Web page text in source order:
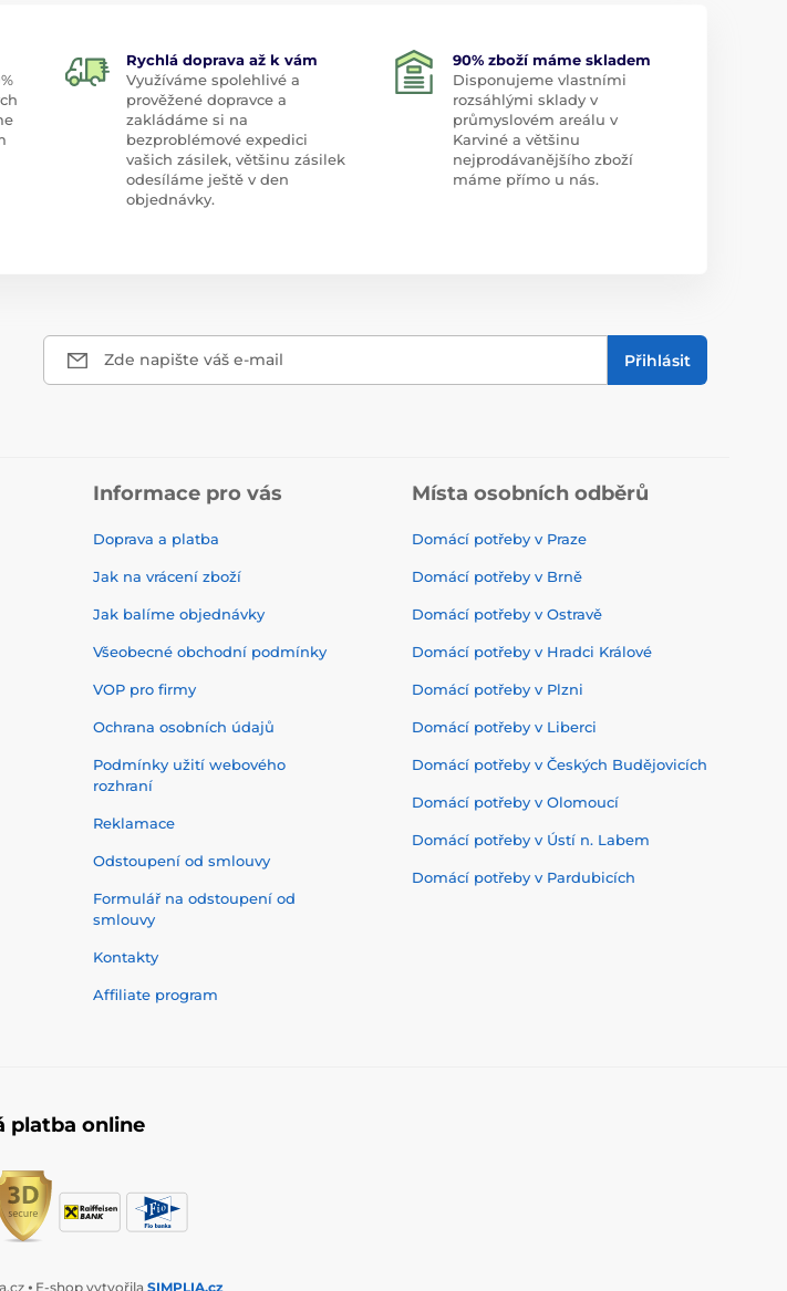
Rychlá doprava až k vám
Využíváme spolehlivé a
prověžené dopravce a
zakládáme si na
bezproblémové expedici
vašich zásilek, většinu zásilek
odesíláme ještě v den
objednávky.
90% zboží máme skladem
Disponujeme vlastními
rozsáhlými sklady v
průmyslovém areálu v
Karviné a většinu
nejprodávanějšího zboží
máme přímo u nás.
Zde napište váš e-mail Přihlásit
Informace pro vás
Doprava a platba
Jak na vrácení zboží
Jak balíme objednávky
Všeobecné obchodní podmínky
VOP pro firmy
Ochrana osobních údajů
Podmínky užití webového
rozhraní
Reklamace
Odstoupení od smlouvy
Formulář na odstoupení od
smlouvy
Kontakty
Affiliate program
Místa osobních odběrů
Domácí potřeby v Praze
Domácí potřeby v Brně
Domácí potřeby v Ostravě
Domácí potřeby v Hradci Králové
Domácí potřeby v Plzni
Domácí potřeby v Liberci
Domácí potřeby v Českých Budějovicích
Domácí potřeby v Olomoucí
Domácí potřeby v Ústí n. Labem
Domácí potřeby v Pardubicích
platba online
⦁ E-shop vytvořila SIMPLIA.cz